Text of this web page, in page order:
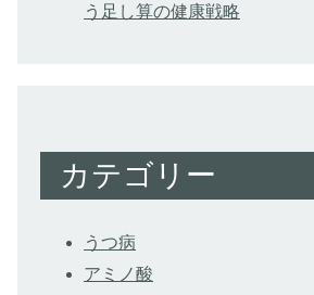
う足し算の健康戦略
カテゴリー
うつ病
アミノ酸